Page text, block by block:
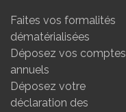
Faites vos formalités
dématérialisées
Déposez vos comptes
annuels
Déposez votre
déclaration des